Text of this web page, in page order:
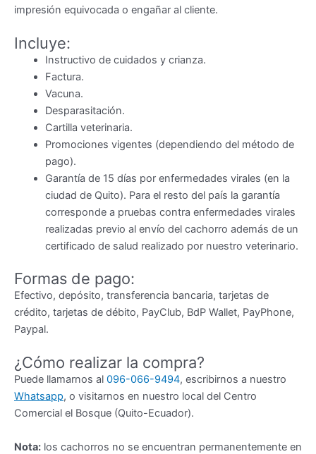
impresión equivocada o engañar al cliente.
Incluye:
Instructivo de cuidados y crianza.
Factura.
Vacuna.
Desparasitación.
Cartilla veterinaria.
Promociones vigentes (dependiendo del método de
pago).
Garantía de 15 días por enfermedades virales (en la
ciudad de Quito). Para el resto del país la garantía
corresponde a pruebas contra enfermedades virales
realizadas previo al envío del cachorro además de un
certificado de salud realizado por nuestro veterinario.
Formas de pago:
Efectivo, depósito, transferencia bancaria, tarjetas de
crédito, tarjetas de débito, PayClub, BdP Wallet, PayPhone,
Paypal.
¿Cómo realizar la compra?
Puede llamarnos al 096-066-9494, escribirnos a nuestro
Whatsapp, o visitarnos en nuestro local del Centro
Comercial el Bosque (Quito-Ecuador).
Nota: los cachorros no se encuentran permanentemente en